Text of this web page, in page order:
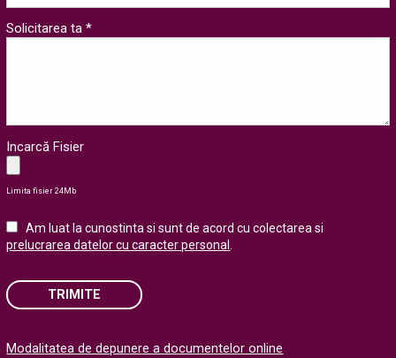
Solicitarea ta *
Incarcă Fisier
Limita fisier 24Mb
Am luat la cunostinta si sunt de acord cu colectarea si
prelucrarea datelor cu caracter personal
TRIMITE
Please
Modalitatea de depunere a documentelor online